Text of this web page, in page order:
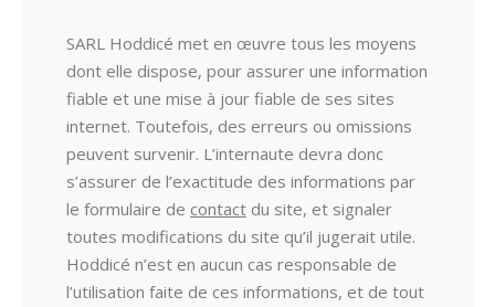
SARL Hoddicé met en œuvre tous les moyens
dont elle dispose, pour assurer une information
fiable et une mise à jour fiable de ses sites
internet. Toutefois, des erreurs ou omissions
peuvent survenir. L’internaute devra donc
s’assurer de l’exactitude des informations par
le formulaire de contact du site, et signaler
toutes modifications du site qu’il jugerait utile.
Hoddicé n’est en aucun cas responsable de
l’utilisation faite de ces informations, et de tout